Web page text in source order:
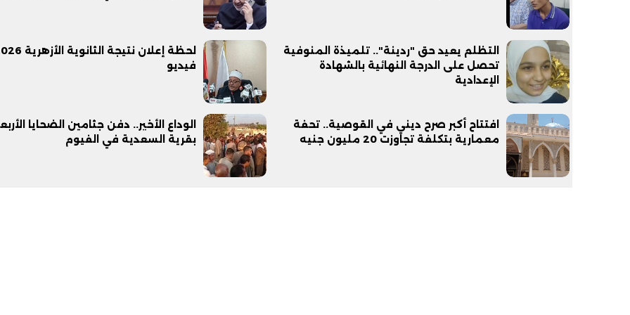
التظلم يعيد حق "ردينة".. تلميذة المنوفية
تحصل على الدرجة النهائية بالشهادة
الإعدادية
فيديو
افتتاح أكبر صرح ديني في القوصية.. تحفة
معمارية بتكلفة تجاوزت 20 مليون جنيه
الوداع الأخير.. دفن جثامين الضحايا
بقرية السعدية في الفيوم